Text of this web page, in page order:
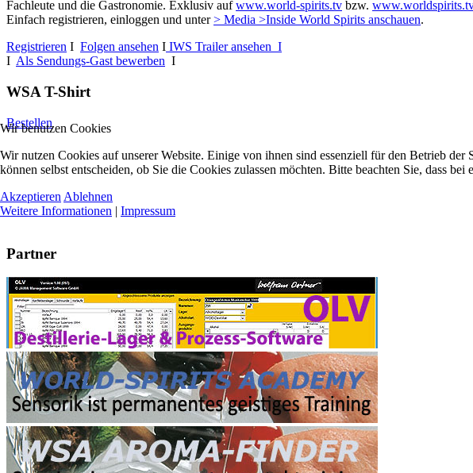
Fachleute und die Gastronomie. Exklusiv aufwww.world-spirits.tv bzw.
Einfach registrieren, einloggen und unter> Media >Inside World Spirits anschauen.
Registrieren I Folgen ansehen I IWS Trailer ansehen I
I Als Sendungs-Gast bewerben I
WSA T-Shirt
Bestellen
Partner
Wir benutzen Cookies
Wir nutzen Cookies auf unserer Website. Einige von ihnen sind essenziell für den Betrieb
können selbst entscheiden, ob Sie die Cookies zulassen möchten. Bitte beachten Sie, dass
Akzeptieren Ablehnen
Weitere Informationen | Impressum